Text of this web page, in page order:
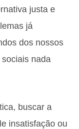
justa e
já
dos nossos
nada
buscar a
insatisfação ou